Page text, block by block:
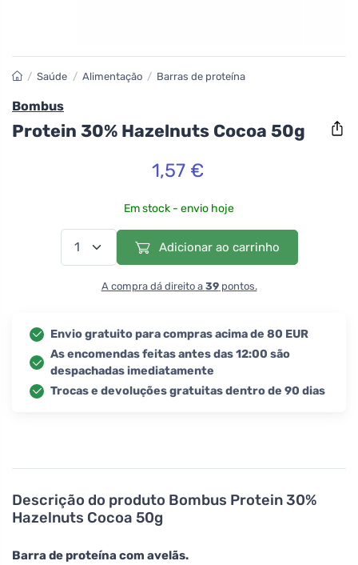
Descrição do produto Bombus Protein 30%
Hazelnuts Cocoa 50g
Barra de proteína com avelãs.
/ Saúde / Alimentação / Barras de proteína
Bombus
Protein 30% Hazelnuts Cocoa 50g
1,57 €
Em stock - envio hoje
Adicionar ao carrinho
A compra dá direito a 39pontos.
Envio gratuito para compras acima de 80 EUR
As encomendas feitas antes das 12:00 são
despachadas imediatamente
Trocas e devoluções gratuitas dentro de 90 dias